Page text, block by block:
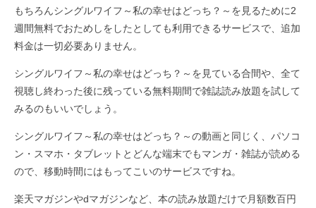
もちろんシングルワイフ～私の幸せはどっち？～を見るために2
週間無料でおためしをしたとしても利用できるサービスで、追加
料金は一切必要ありません。
シングルワイフ～私の幸せはどっち？～を見ている合間や、全て
視聴し終わった後に残っている無料期間で雑誌読み放題を試して
みるのもいいでしょう。
シングルワイフ～私の幸せはどっち？～の動画と同じく、パソコ
ン・スマホ・タブレットとどんな端末でもマンガ・雑誌が読める
ので、移動時間にはもってこいのサービスですね。
楽天マガジンやdマガジンなど、本の読み放題だけで月額数百円